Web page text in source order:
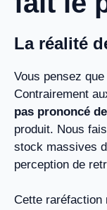
La réalité
Vous pensez
Contrairement
pas prononcé
produit. Nous
stock massives
perception de
Cette raréfaction